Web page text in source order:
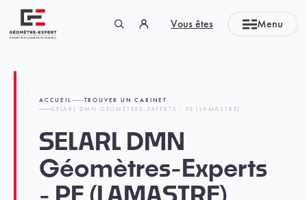
Vous êtes Menu
ACCUEIL
TROUVER UN CABINET
SELARL DMN GÉOMÈTRES-EXPERTS - PE (LAMASTRE)
SELARL DMN
Géomètres-Experts
Panneau de gestion des cookies